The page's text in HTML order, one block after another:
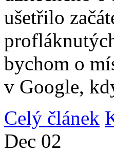
ušetřilo
bychom o
v Google,
Celý článek
Dec 02